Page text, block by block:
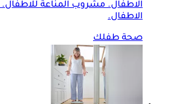
الاطفال. مشروب المناعة
الاطفال.
صحة طفلك